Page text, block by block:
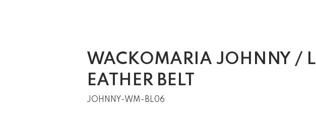
WACKOMARIA JOHNNY / L
EATHER BELT
JOHNNY-WM-BL06